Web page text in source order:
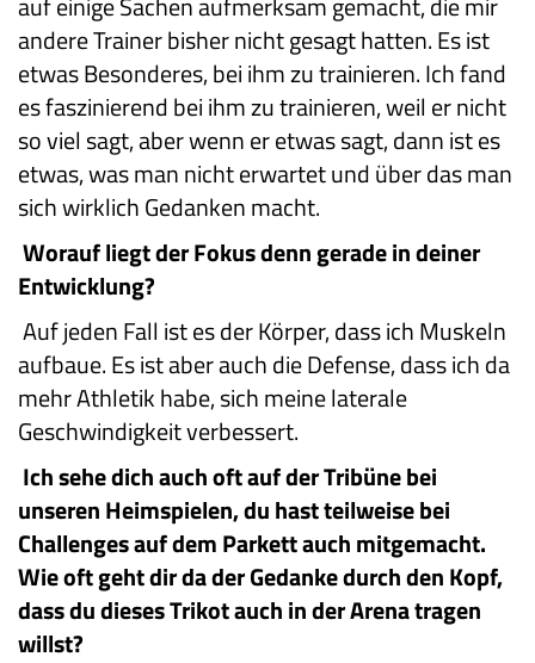
andere Trainer bisher nicht gesagt hatten. Es ist
etwas Besonderes, bei ihm zu trainieren. Ich fand
es faszinierend bei ihm zu trainieren, weil er nicht
so viel sagt, aber wenn er etwas sagt, dann ist es
etwas, was man nicht erwartet und über das man
sich wirklich Gedanken macht.
Worauf liegt der Fokus denn gerade in deiner
Entwicklung?
Auf jeden Fall ist es der Körper, dass ich Muskeln
aufbaue. Es ist aber auch die Defense, dass ich da
mehr Athletik habe, sich meine laterale
Geschwindigkeit verbessert.
Ich sehe dich auch oft auf der Tribüne bei
unseren Heimspielen, du hast teilweise bei
Challenges auf dem Parkett auch mitgemacht.
Wie oft geht dir da der Gedanke durch den Kopf,
dass du dieses Trikot auch in der Arena tragen
willst?